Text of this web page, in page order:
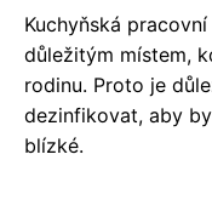
Kuchyňská
důležitým místem,
rodinu. Proto je
dezinfikovat, aby
blízké.